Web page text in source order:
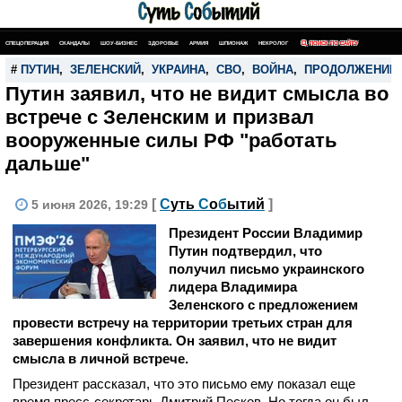
СПЕЦОПЕРАЦИЯ СКАНДАЛЫ ШОУ-БИЗНЕС ЗДОРОВЬЕ АРМИЯ ШПИОНАЖ НЕКРОЛОГ ПОИСК ПО САЙТУ
# ПУТИН , ЗЕЛЕНСКИЙ , УКРАИНА, СВО, ВОЙНА, ПРОДОЛЖЕНИЕ
Путин заявил, что не видит смысла во
встрече с Зеленским и призвал
вооруженные силы РФ "работать
дальше"
5 июня 2026, 19:29 [ Суть Событий ]
Президент России Владимир
Путин подтвердил, что
получил письмо украинского
лидера Владимира
Зеленского с предложением
провести встречу на территории третьих стран для
завершения конфликта. Он заявил, что не видит
смысла в личной встрече.
Президент рассказал, что это письмо ему показал еще